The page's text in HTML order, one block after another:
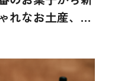
れなお土産、ば